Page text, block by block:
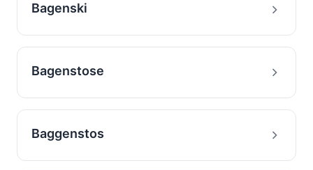
Bagenski
Bagenstose
Baggenstos